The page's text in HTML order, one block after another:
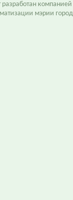
компанией
мэрии